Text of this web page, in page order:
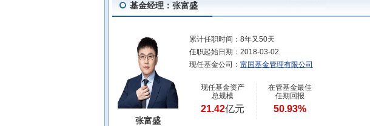
基金经理：张富盛
张富盛
累计任职时间： 8年又50天
任职起始日期： 2018-03-02
现任基金公司： 富国基金管理有限公司
现任基金资产
总规模
21.42亿元
在管基金最佳
任期回报
50.93%